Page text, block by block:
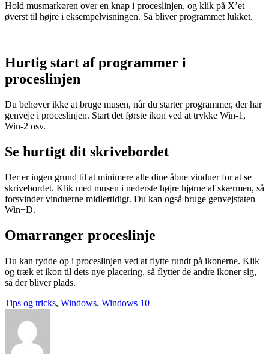
Hold musmarkøren over en knap i proceslinjen, og klik på X’et
øverst til højre i eksempelvisningen. Så bliver programmet lukket.
Hurtig start af programmer i
proceslinjen
Du behøver ikke at bruge musen, når du starter programmer, der har
genveje i proceslinjen. Start det første ikon ved at trykke Win-1,
Win-2 osv.
Se hurtigt dit skrivebordet
Der er ingen grund til at minimere alle dine åbne vinduer for at se
skrivebordet. Klik med musen i nederste højre hjørne af skærmen, så
forsvinder vinduerne midlertidigt. Du kan også bruge genvejstaten
Win+D.
Omarranger proceslinje
Du kan rydde op i proceslinjen ved at flytte rundt på ikonerne. Klik
og træk et ikon til dets nye placering, så flytter de andre ikoner sig,
så der bliver plads.
Tips og tricks, Windows, Windows 10